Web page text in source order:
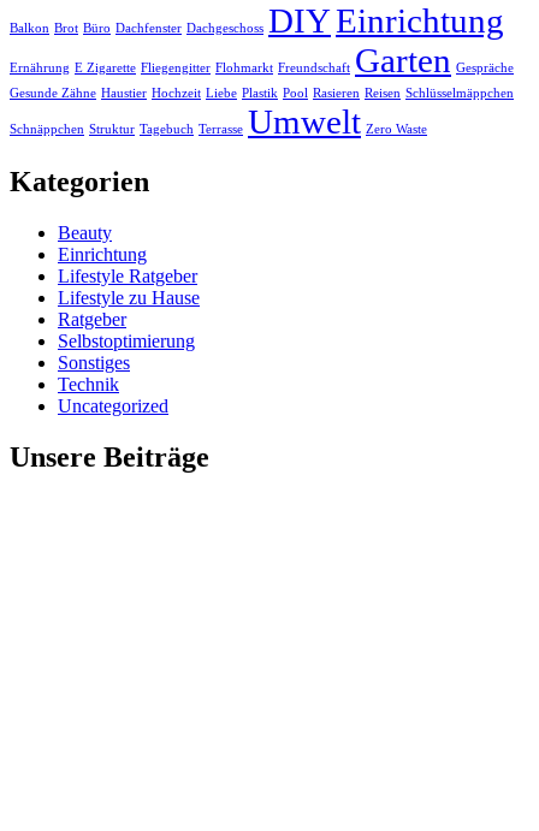
Balkon Brot Büro Dachfenster Dachgeschoss DIYEinrichtung
Ernährung E Zigarette Fliegengitter Flohmarkt Freundschaft Garten Gespräche
Gesunde Zähne Haustier Hochzeit Liebe Plastik Pool Rasieren Reisen Schlüsselmäppchen
Schnäppchen Struktur Tagebuch Terrasse Umwelt Zero Waste
Kategorien
Beauty
Einrichtung
Lifestyle Ratgeber
Lifestyle zu Hause
Ratgeber
Selbstoptimierung
Sonstiges
Technik
Uncategorized
Unsere Beiträge